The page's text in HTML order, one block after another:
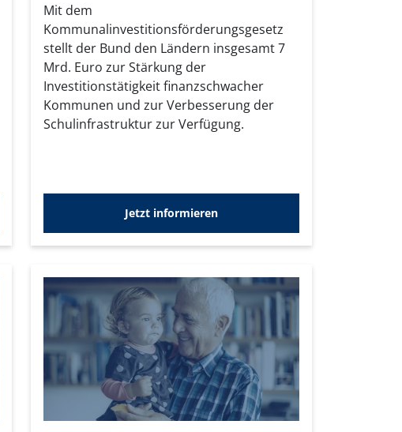
Mit dem
Kommunalinvestitionsförderungsgesetz
stellt der Bund den Ländern insgesamt 7
Mrd. Euro zur Stärkung der
Investitionstätigkeit finanzschwacher
Kommunen und zur Verbesserung der
Schulinfrastruktur zur Verfügung.
Jetzt informieren